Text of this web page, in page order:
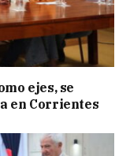
ejes, se
en Corrientes